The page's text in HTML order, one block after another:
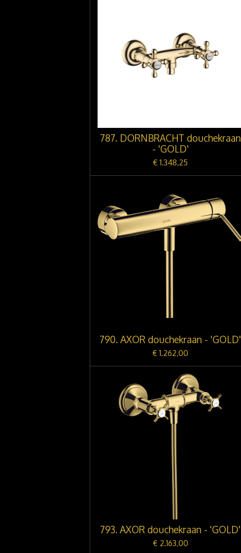
787. DORNBRACHT douchekraan
- 'GOLD'
€ 1.348,25
790. AXOR douchekraan - 'GOLD'
€ 1.262,00
793. AXOR douchekraan - 'GOLD'
€ 2.163,00